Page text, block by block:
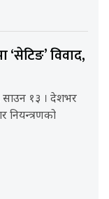
‘सेटिङ’ विवाद,
साउन १३ । देशभर
नियन्त्रणको